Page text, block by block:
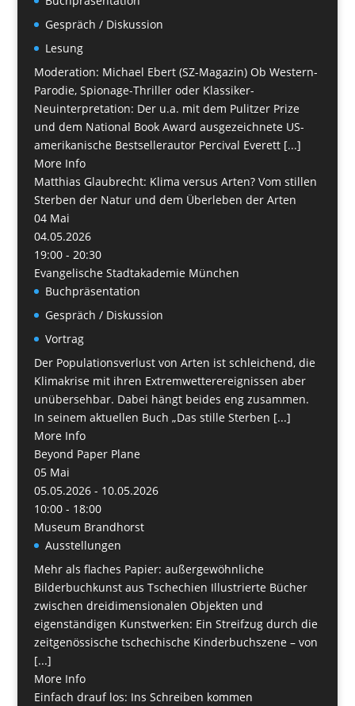
Gespräch / Diskussion
Lesung
Moderation: Michael Ebert (SZ-Magazin) Ob Western-
Parodie, Spionage-Thriller oder Klassiker-
Neuinterpretation: Der u.a. mit dem Pulitzer Prize
und dem National Book Award ausgezeichnete US-
amerikanische Bestsellerautor Percival Everett [...]
More Info
Matthias Glaubrecht: Klima versus Arten? Vom stillen
Sterben der Natur und dem Überleben der Arten
04 Mai
04.05.2026
19:00 - 20:30
Evangelische Stadtakademie München
Buchpräsentation
Gespräch / Diskussion
Vortrag
Der Populationsverlust von Arten ist schleichend, die
Klimakrise mit ihren Extremwetterereignissen aber
unübersehbar. Dabei hängt beides eng zusammen.
In seinem aktuellen Buch „Das stille Sterben [...]
More Info
Beyond Paper Plane
05 Mai
05.05.2026 - 10.05.2026
10:00 - 18:00
Museum Brandhorst
Ausstellungen
Mehr als flaches Papier: außergewöhnliche
Bilderbuchkunst aus Tschechien Illustrierte Bücher
zwischen dreidimensionalen Objekten und
eigenständigen Kunstwerken: Ein Streifzug durch die
zeitgenössische tschechische Kinderbuchszene – von
[...]
More Info
Einfach drauf los: Ins Schreiben kommen